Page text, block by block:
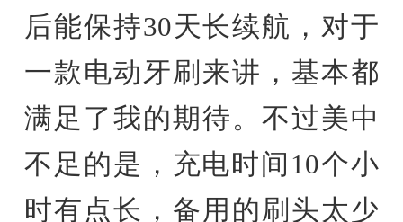
后能保持30天长续航，对于
一款电动牙刷来讲，基本都
满足了我的期待。不过美中
不足的是，充电时间10个小
时有点长，备用的刷头太少